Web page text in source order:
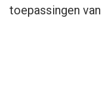
toepassingen